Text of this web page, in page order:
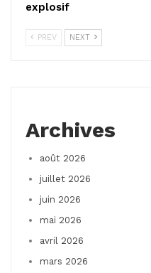
explosif
PREV NEXT
Archives
août 2026
juillet 2026
juin 2026
mai 2026
avril 2026
mars 2026